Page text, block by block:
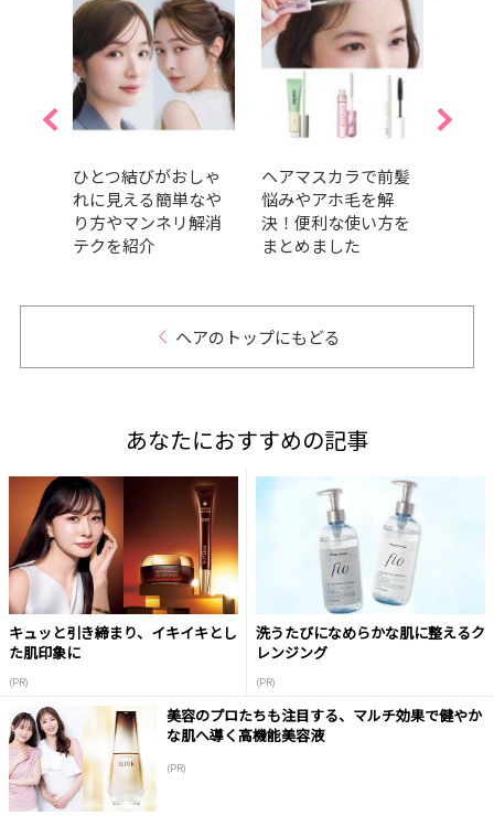
ひとつ結びがおしゃ
れに見える簡単なや
り方やマンネリ解消
テクを紹介
ヘアマスカラで前髪
悩みやアホ毛を解
決！便利な使い方を
まとめました
ヘアのトップにもどる
あなたにおすすめの記事
キュッと引き締まり、イキイキとし
た肌印象に
(PR)
洗うたびになめらかな肌に整えるク
レンジング
(PR)
美容のプロたちも注目する、マルチ効果で健やか
な肌へ導く高機能美容液
(PR)